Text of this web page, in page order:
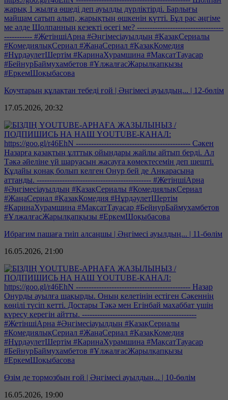
Коучтарың құлақтан тебеді ғой | Әңгімесі ауылдың... | 12-бөлім
17.05.2026, 20:32
Ибрагим пашаға тиіп алсаңшы | Әңгімесі ауылдың... | 11-бөлім
16.05.2026, 21:00
Өзім де тормозбын ғой | Әңгімесі ауылдың... | 10-бөлім
16.05.2026, 19:00